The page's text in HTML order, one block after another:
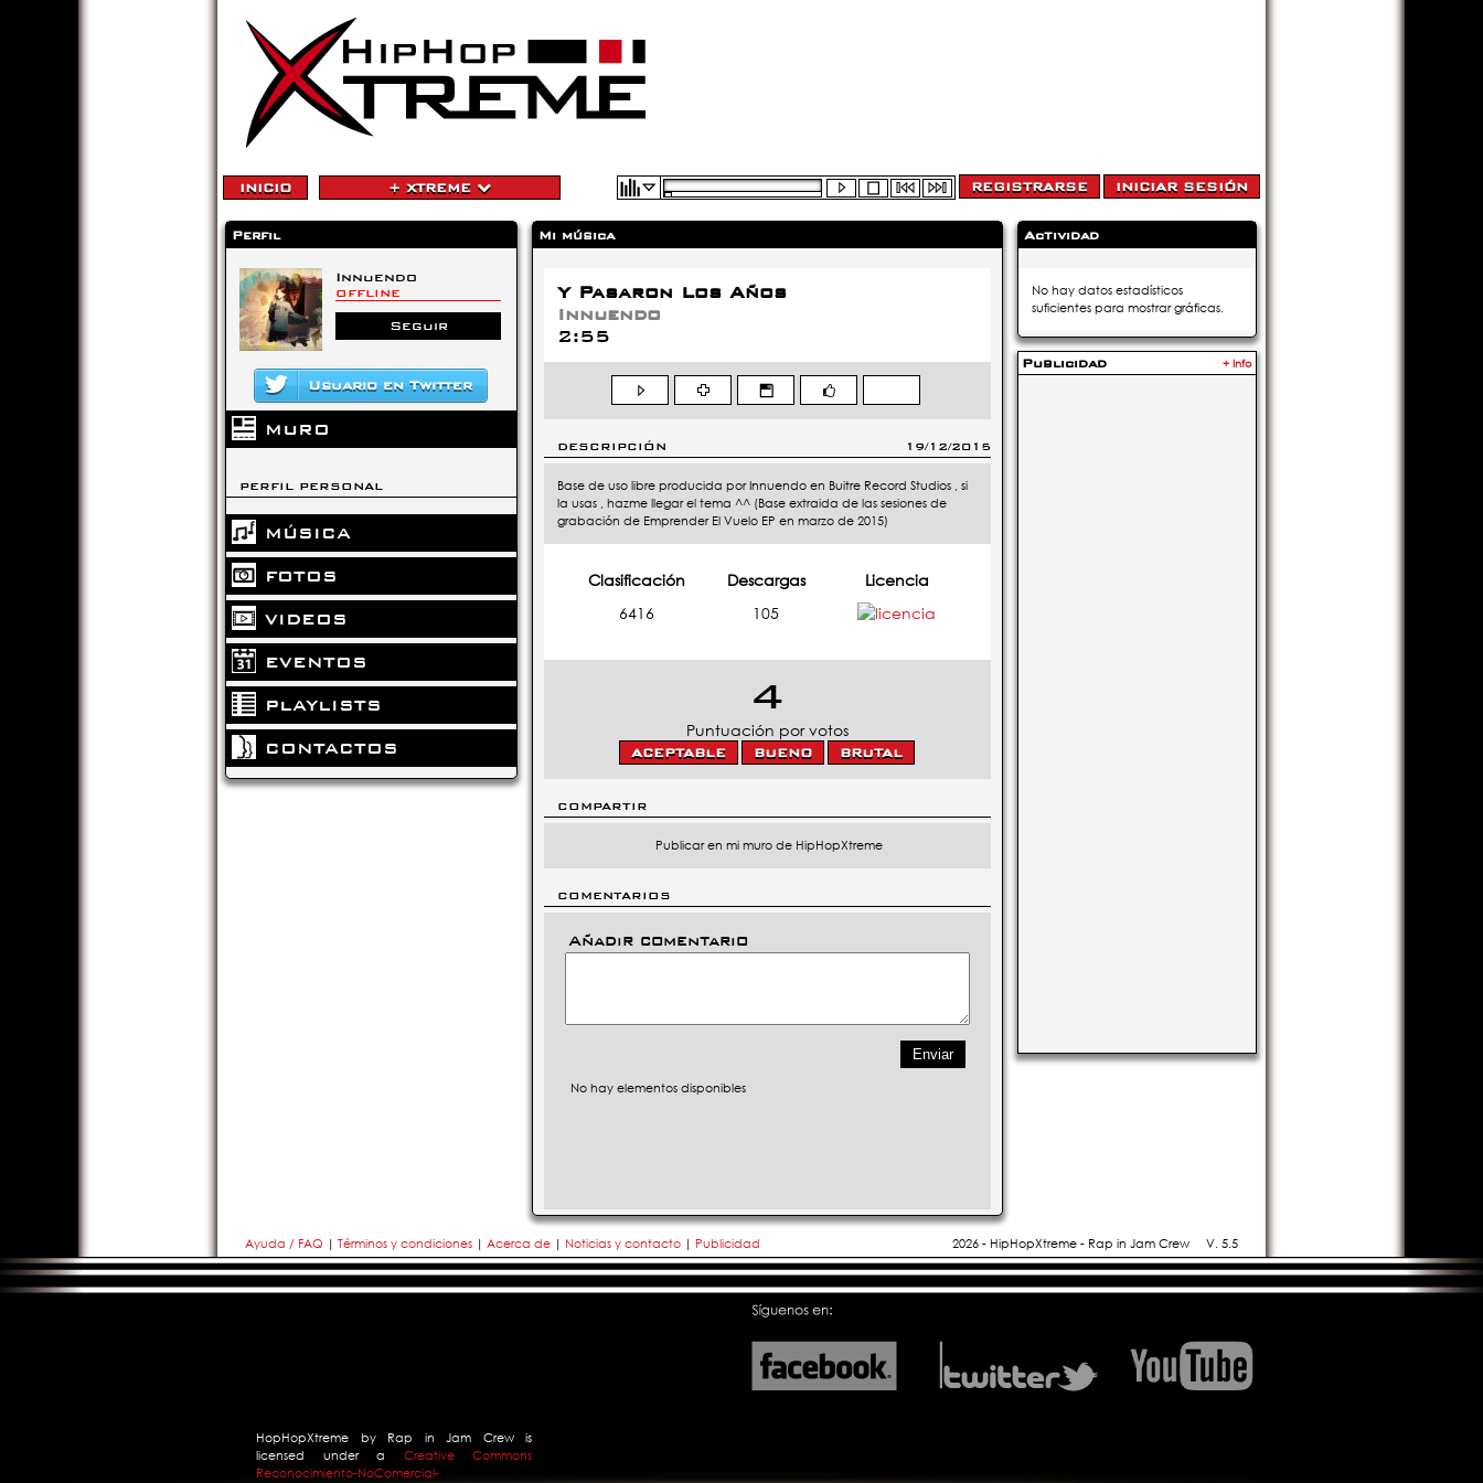
INICIO + XTREME
Perfil
Innuendo
OFFLINE
Seguir
Usuario en Twitter
MURO
PERFIL PERSONAL
MÚSICA
FOTOS
VIDEOS
EVENTOS
PLAYLISTS
CONTACTOS
Mi música
Y Pasaron Los Años
Innuendo
2:55
DESCRIPCIÓN 19/12/2015
Base de uso libre producida por Innuendo en Buitre Record Studios , si
la usas , hazme llegar el tema ^^ (Base extraida de las sesiones de
grabación de Emprender El Vuelo EP en marzo de 2015)
Clasificación Descargas
Licencia
6416
105
4
Puntuación por votos
COMPARTIR
Publicar en mi muro de HipHopXtreme
COMENTARIOS
Añadir comentario
No hay elementos disponibles
Actividad
No hay datos estadísticos
suficientes para mostrar gráficas.
Publicidad + Info
Ayuda / FAQ | Términos y condiciones | Acerca de | Noticias y contacto | Publicidad V. 5.5
2026 - HipHopXtreme - Rap in Jam Crew
HopHopXtreme by Rap in Jam Crewis
licensed under a Creative Commons
Reconocimiento-NoComercial-